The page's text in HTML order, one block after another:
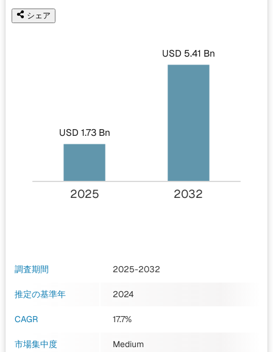
シェア
USD 1.73 Bn
USD 5.41 Bn
2025 2032
調査期間 2025-2032
推定の基準年 2024
CAGR 17.7%
市場集中度 Medium